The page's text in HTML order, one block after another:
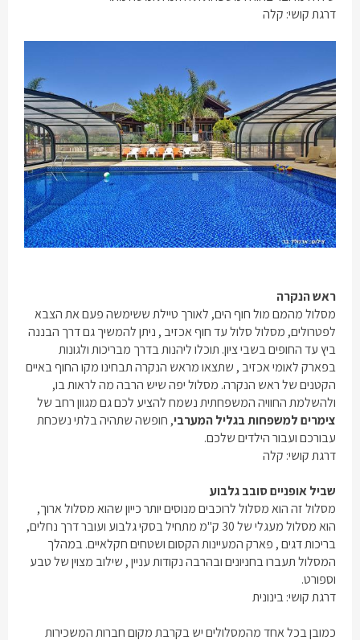
דרגת קושי: קלה
ראש הנקרה
מסלול מהמם מול חוף הים, לאורך טיילת ששימשה פעם את הצבא
לפטרולים, מסלול סלול עד חוף אכזיב , ניתן להמשיך גם דרך הבננה
ביץ עד החופים בשבי ציון. תוכלו ליהנות בדרך מבריכות ולגונות
בפארק לאומי אכזיב , שתצאו מראש הנקרה תבחינו מקו החוף באיים
הקטנים של ראש הנקרה. מסלול יפה שיש הרבה מה לראות בו,
ולהשלמת החוויה המשפחתית נשמח להציע לכם גם מגוון רחב של
צימרים למשפחות בגליל המערבי, חופשה שתהיה בלתי נשכחת
עבורכם ועבור הילדים שלכם.
דרגת קושי: קלה
שביל אופניים סובב גלבוע
מסלול זה הוא מסלול לרוכבים מנוסים יותר כייון שהוא מסלול ארוך,
הוא מסלול מעגלי של 30 ק"מ מתחיל בסקי גלבוע ועובר דרך נחלים,
בריכות דגים , פארק המעיינות הקסום ושטחים חקלאיים. במהלך
המסלול תעברו בחניונים ובהרבה נקודות עניין , שילוב מצוין של טבע
וספורט.
דרגת קושי: בינונית
כמובן בכל אחד מהמסלולים יש בקרבת מקום חברות המשכירות